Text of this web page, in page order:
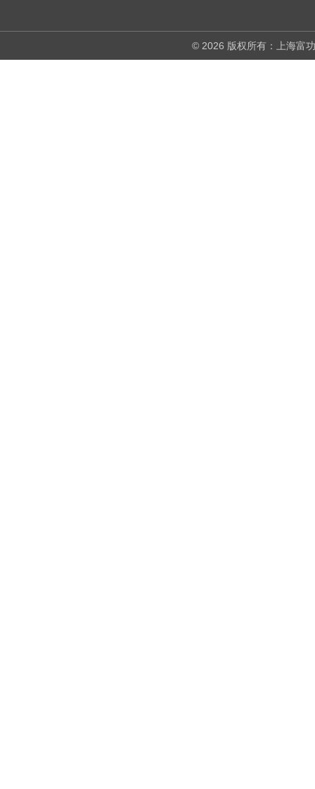
© 2026 版权所有：上海富